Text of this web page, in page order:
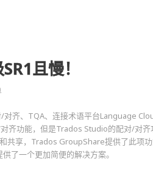
且慢！
对齐、TQA、连接术语平台Language
齐功能，但是Trados Studio的配对/对
共享，Trados GroupShare提供了此项功
了一个更加简便的解决方案。